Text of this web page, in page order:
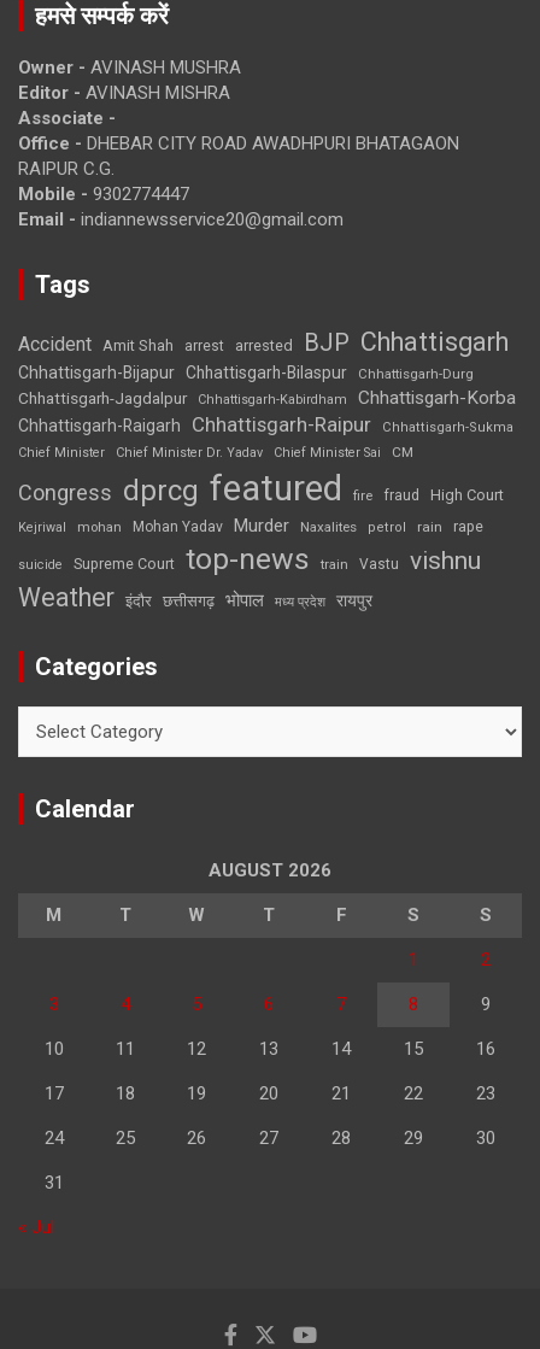
हमसे सम्पर्क करें
Owner - AVINASH MUSHRA
Editor - AVINASH MISHRA
Associate -
Office - DHEBAR CITY ROAD AWADHPURI BHATAGAON
RAIPUR C.G.
Mobile - 9302774447
Email - indiannewsservice20@gmail.com
Tags
Accident Amit Shah arrest arrested BJP Chhattisgarh
Chhattisgarh-Bijapur Chhattisgarh-Bilaspur Chhattisgarh-Durg
Chhattisgarh-Jagdalpur Chhattisgarh-Kabirdham Chhattisgarh-Korba
Chhattisgarh-Raigarh Chhattisgarh-Raipur
Chhattisgarh-Sukma
Chief Minister
Chief Minister Dr. Yadav Chief Minister Sai CM
Congress dprcg featured fire fraud High Court
Kejriwal mohan Mohan Yadav Murder Naxalites petrol rain rape
suicide Supreme Court top-news train Vastu vishnu
Weather इंदौर छत्तीसगढ़ भोपाल मध्य प्रदेश रायपुर
Categories
Calendar
AUGUST 2026
M T W T F S S
1 2
3 4 5 6 7 8 9
10 11 12 13 14 15 16
17 18 19 20 21 22 23
24 25 26 27 28 29 30
31
« Jul